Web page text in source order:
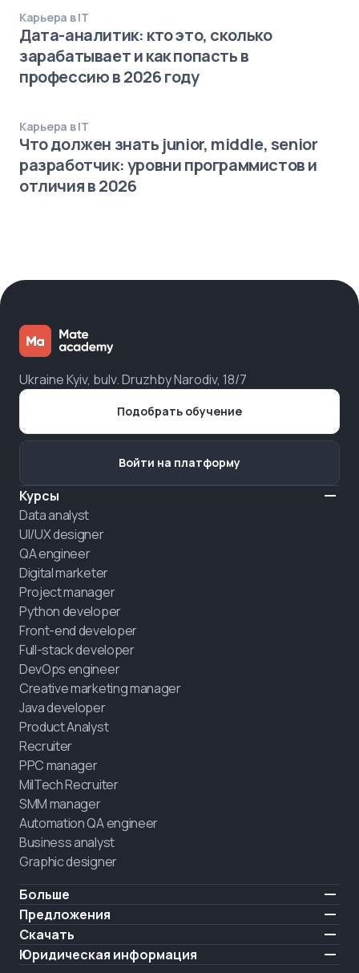
Карьера в IT
Дата-аналитик: кто это, сколько
зарабатывает и как попасть в
профессию в 2026 году
Карьера в IT
Что должен знать junior, middle, senior
разработчик: уровни программистов и
отличия в 2026
Ukraine Kyiv, bulv. Druzhby Narodiv, 18/7
Курсы
Data analyst
UI/UX designer
QA engineer
Digital marketer
Project manager
Python developer
Front-end developer
Full-stack developer
DevOps engineer
Creative marketing manager
Java developer
Product Analyst
Recruiter
PPC manager
MilTech Recruiter
SMM manager
Automation QA engineer
Business analyst
Graphic designer
Больше
Цены
Отзывы
О нас
Предложения
IT для ветеранов
Нанять выпускника
Скачать
iOS
Юридическая информация
Подобрать обучение
Войти на платформу